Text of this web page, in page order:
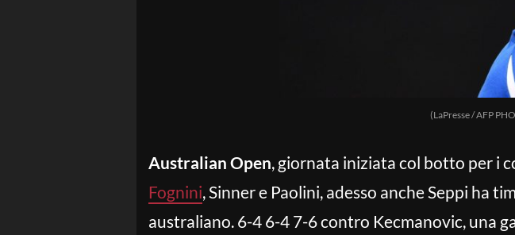
(LaPresse / AFP
Australian Open, giornata iniziata col botto per i
Fognini, Sinner e Paolini, adesso anche Seppi ha
australiano. 6-4 6-4 7-6 contro Kecmanovic, una